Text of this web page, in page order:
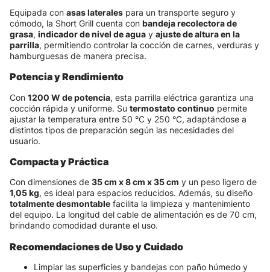
Equipada con asas laterales para un transporte seguro y
cómodo, la Short Grill cuenta con bandeja recolectora de
grasa, indicador de nivel de agua y ajuste de altura en la
parrilla, permitiendo controlar la cocción de carnes, verduras y
hamburguesas de manera precisa.
Potencia y Rendimiento
Con 1200 W de potencia, esta parrilla eléctrica garantiza una
cocción rápida y uniforme. Su termostato continuo permite
ajustar la temperatura entre 50 °C y 250 °C, adaptándose a
distintos tipos de preparación según las necesidades del
usuario.
Compacta y Práctica
Con dimensiones de 35 cm x 8 cm x 35 cm y un peso ligero de
1,05 kg, es ideal para espacios reducidos. Además, su diseño
totalmente desmontable facilita la limpieza y mantenimiento
del equipo. La longitud del cable de alimentación es de 70 cm,
brindando comodidad durante el uso.
Recomendaciones de Uso y Cuidado
Limpiar las superficies y bandejas con paño húmedo y